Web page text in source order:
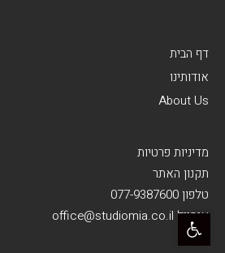
פתח סרגל נגישות
דף הבית
אודותינו
About Us
מדיניות פרטיות
תקנון האתר
טלפון 077-9387600
אימייל office@studiomia.co.il